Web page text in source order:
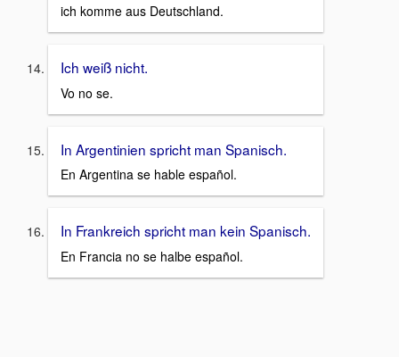
ich komme aus Deutschland.
Ich weiß nicht.
Vo no se.
In Argentinien spricht man Spanisch.
En Argentina se hable español.
In Frankreich spricht man kein Spanisch.
En Francia no se halbe español.